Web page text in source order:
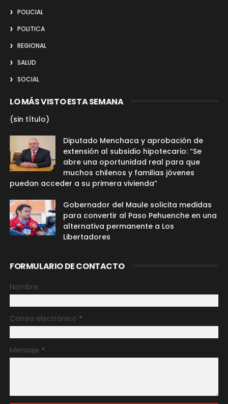
POLICIAL
POLITICA
REGIONAL
SALUD
SOCIAL
LO MÁS VISTO ESTA SEMANA
(sin título)
Diputado Menchaca y aprobación de
extensión al subsidio hipotecario: “Se
abre una oportunidad real para que
muchos chilenos y familias jóvenes
puedan acceder a su primera vivienda”
Gobernador del Maule solicita medidas
para convertir al Paso Pehuenche en una
alternativa permanente a Los
Libertadores
FORMULARIO DE CONTACTO
Nombre
Correo electrónico *
Mensaje *